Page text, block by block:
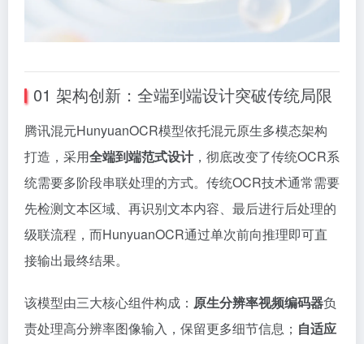
01 架构创新：全端到端设计突破传统局限
腾讯混元HunyuanOCR模型依托混元原生多模态架构
打造，采用全端到端范式设计，彻底改变了传统OCR系
统需要多阶段串联处理的方式。传统OCR技术通常需要
先检测文本区域、再识别文本内容、最后进行后处理的
级联流程，而HunyuanOCR通过单次前向推理即可直
接输出最终结果。
该模型由三大核心组件构成： 原生分辨率视频编码器负
责处理高分辨率图像输入，保留更多细节信息； 自适应